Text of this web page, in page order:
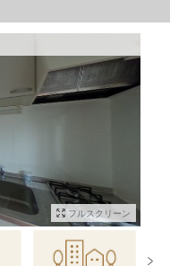
フルスクリーン